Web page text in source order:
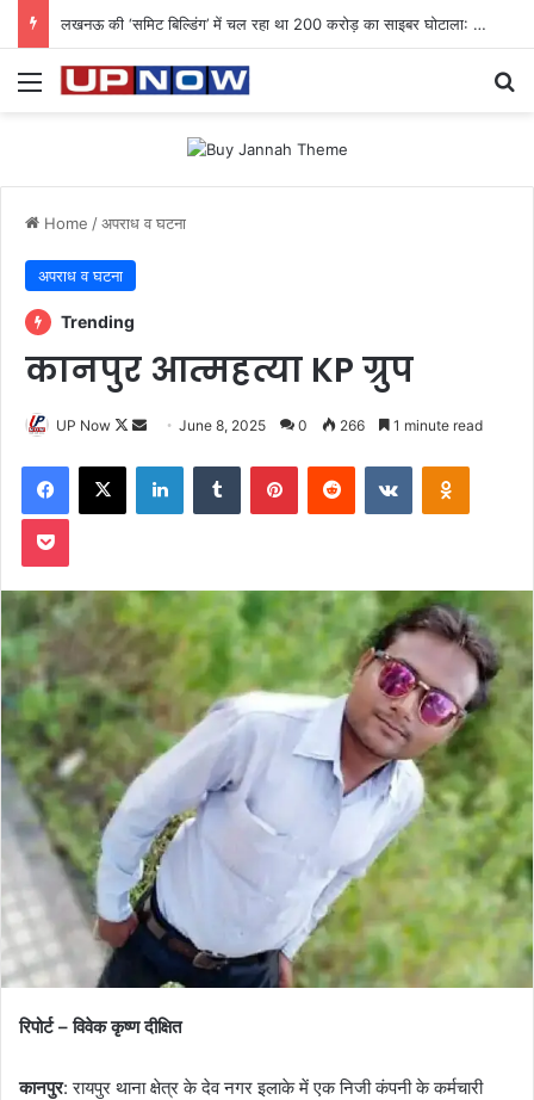
लखनऊ की ‘समिट बिल्डिंग’ में चल रहा था 200 करोड़ का साइबर घोटाला: 40 युवतियों समेत 119 गिरफ्तार
Menu
Home /अपराध व घटना
अपराध व घटना
Trending
कानपुर आत्महत्या KP ग्रुप
UP Now
Follow
Send
email
June 8, 2025 0 266 1 minute read
Facebook
X LinkedInTumblr PinterestReddit VKontakte
Pocket
रिपोर्ट – विवेक कृष्ण दीक्षित
कानपुर: रायपुर थाना क्षेत्र के देव नगर इलाके में एक निजी कंपनी के कर्मचारी